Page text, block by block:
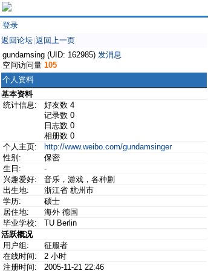
登录
返回论坛 返回上一页
gundamsing (UID: 162985) 发消息
空间访问量 105
个人资料
基本资料
统计信息:
好友数 4
记录数 0
日志数 0
相册数 0
个人主页:
http://www.weibo.com/gundamsinger
性别:
保密
生日:
-
兴趣爱好:
音乐，游戏，各种剧
出生地:
浙江省 杭州市
学历:
硕士
居住地:
海外 德国
毕业学校:
TU Berlin
活跃概况
用户组:
征服者
在线时间:
2 小时
注册时间:
2005-11-21 22:46